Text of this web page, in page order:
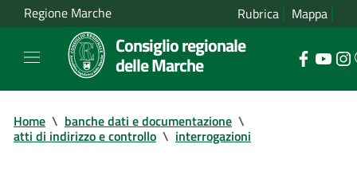
Regione Marche Rubrica Mappa
Consiglio regionale
delle Marche
Home \ banche dati e documentazione \
atti di indirizzo e controllo \ interrogazioni